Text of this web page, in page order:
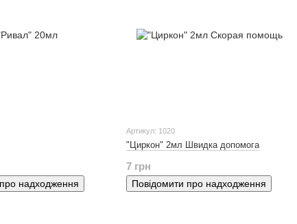
надходження
Артикул: 1020
"Циркон" 2мл Швидка допомога
7 грн
Повідомити про надходження